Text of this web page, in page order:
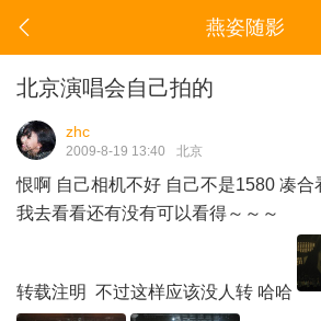
燕姿随影
北京演唱会自己拍的
zhc
2009-8-19 13:40 北京
恨啊 自己相机不好 自己不是1580 凑合
我去看看还有没有可以看得～～～
转载注明 不过这样应该没人转 哈哈